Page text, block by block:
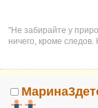
"Не забирайте у
ничего, кроме